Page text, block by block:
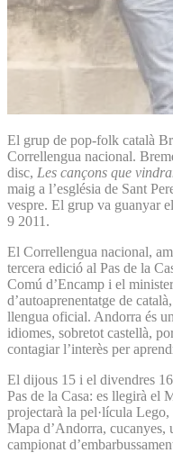
El grup de pop-folk català
Correllengua nacional.
disc, Les cançons que
maig a l’església de Sant
vespre. El grup va guanyar
9 2011.
El Correllengua nacional,
tercera edició al Pas de la
Comú d’Encamp i el
d’autoaprenentatge de
llengua oficial. Andorra és
idiomes, sobretot castellà,
contagiar l’interès per
El dijous 15 i el divendres
Pas de la Casa: es llegirà el
projectarà la pel·lícula
Mapa d’Andorra,
campionat